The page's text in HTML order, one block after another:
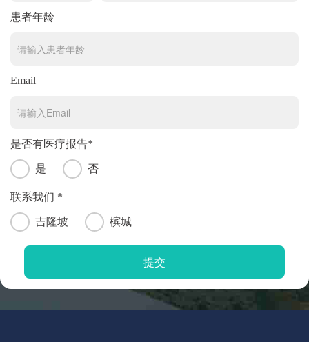
患者年龄
Email
是否有医疗报告*
是 否
联系我们 *
吉隆坡 槟城